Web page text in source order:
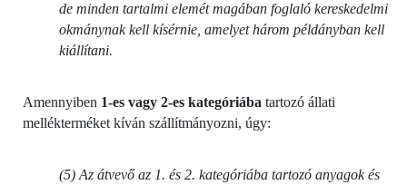
de minden tartalmi elemét magában foglaló kereskedelmi
okmánynak kell kísérnie, amelyet három példányban kell
kiállítani.
Amennyiben 1-es vagy 2-es kategóriába tartozó állati
mellékterméket kíván szállítmányozni, úgy:
(5) Az átvevő az 1. és 2. kategóriába tartozó anyagok és